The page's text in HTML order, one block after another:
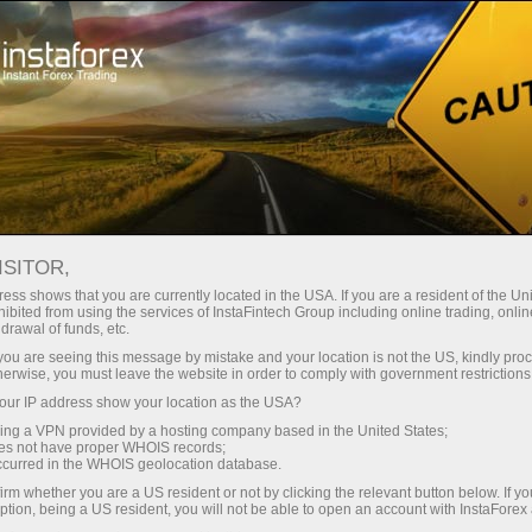
З InstaForex ви отримуєте доступ
можливостей: кредитне плече до
1:5000, одні з найкращих
спредів та комісій на ринку, а
також привабливі умови для
торгівлі акціями та індексами
Мінімальні спреди - максимум
Бонус 30% на кожен депозит
Швидкість
у трейдингу і на трасі
shows that you are currently located in the USA. If you are a resident of the
from using the services of InstaFintech Group including online trading,
of funds, etc.
are seeing this message by mistake and your location is not the US, kindly
you must leave the website in order to comply with government
IP address show your location as the USA?
a VPN provided by a hosting company based in the United States;
not have proper WHOIS records;
in the WHOIS geolocation database.
whether you are a US resident or not by clicking the relevant button below. If
being a US resident, you will not be able to open an account with InstaForex